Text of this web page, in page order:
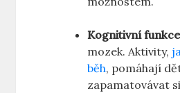
Kognitivní
mozek. Aktivity,
běh, pomáhají
zapamatovávat